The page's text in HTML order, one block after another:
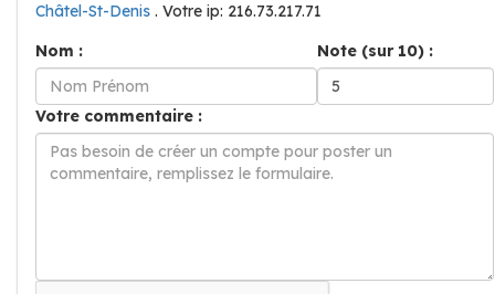
Châtel-St-Denis . Votre ip: 216.73.217.71
Nom :
Note (sur 10) :
Votre commentaire :